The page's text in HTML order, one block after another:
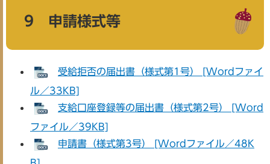
9 申請様式等
受給拒否の届出書（様式第1号） [Wordファイ
ル／33KB]
支給口座登録等の届出書（様式第2号） [Word
ファイル／39KB]
申請書（様式第3号） [Wordファイル／48K